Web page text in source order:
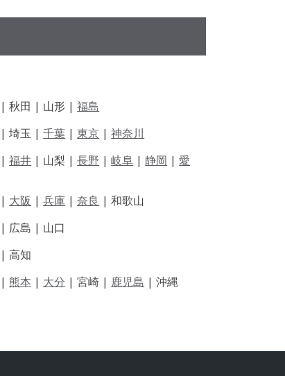
| 秋田 | 山形 |福島
| 埼玉 |千葉 |東京 |神奈川
|福井 | 山梨 |長野 |岐阜 |静岡 |愛
| 大阪 |兵庫 |奈良 |和歌山
| 広島 | 山口
|高知
熊本 | 大分 |宮崎 | 鹿児島 |沖縄